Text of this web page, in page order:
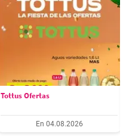
Tottus Ofertas
En 04.08.2026